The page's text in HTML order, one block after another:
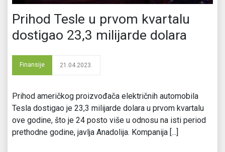
Prihod Tesle u prvom kvartalu
dostigao 23,3 milijarde dolara
Finansije 21.04.2023.
Prihod američkog proizvođača električnih automobila
Tesla dostigao je 23,3 milijarde dolara u prvom kvartalu
ove godine, što je 24 posto više u odnosu na isti period
prethodne godine, javlja Anadolija. Kompanija [...]